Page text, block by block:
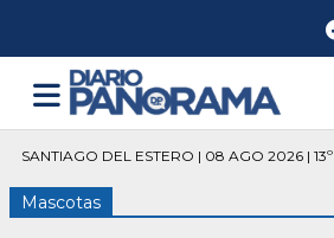
SANTIAGO DEL ESTERO | 08 AGO 2026 | 13º
Mascotas